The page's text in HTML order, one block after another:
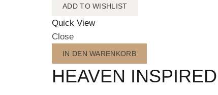
ADD TO WISHLIST
Quick View
Close
IN DEN WARENKORB
HEAVEN